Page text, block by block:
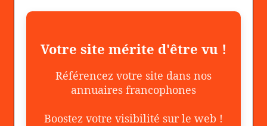
Votre site mérite d'être vu !
Référencez votre site dans nos
annuaires francophones
Boostez votre visibilité sur le web !